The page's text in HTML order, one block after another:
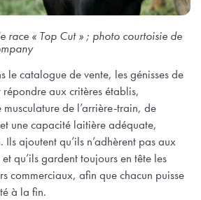
race « Top Cut » ; photo courtoisie de
le catalogue de vente, les génisses de
aux critères établis,
de l’arrière-train, de
une capacité laitière adéquate,
ajoutent qu’ils n’adhèrent pas aux
qu’ils gardent toujours en tête les
commerciaux, afin que chacun puisse
à la fin.